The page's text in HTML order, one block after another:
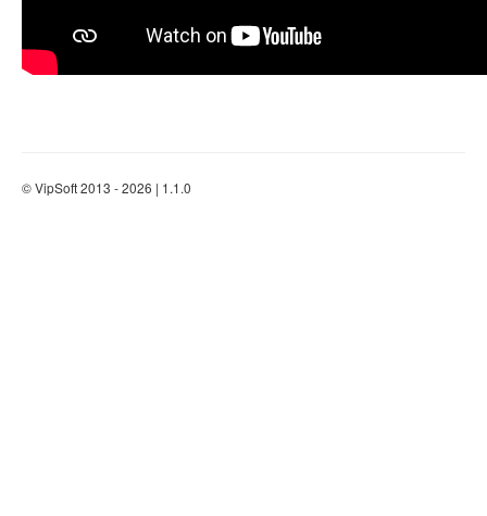
© VipSoft 2013 - 2026 | 1.1.0